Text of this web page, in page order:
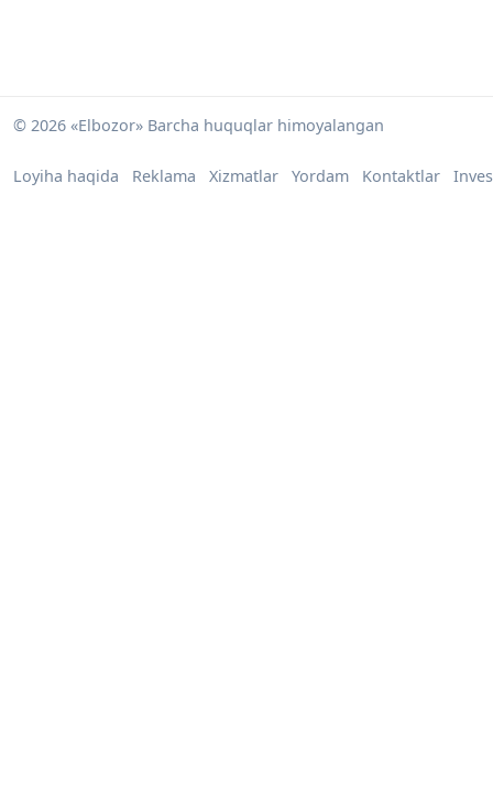
© 2026 «Elbozor» Barcha huquqlar himoyalangan
Loyiha haqida Reklama Xizmatlar Yordam Kontaktlar